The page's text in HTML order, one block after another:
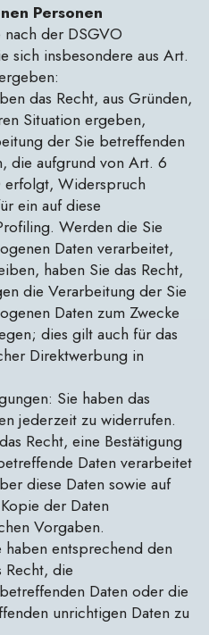
Personen
nach der DSGVO
sich insbesondere aus Art.
das Recht, aus Gründen,
Situation ergeben,
der Sie betreffenden
die aufgrund von Art. 6
Widerspruch
ein auf diese
Werden die Sie
Daten verarbeitet,
haben Sie das Recht,
die Verarbeitung der Sie
Daten zum Zwecke
dies gilt auch für das
Direktwerbung in
Sie haben das
jederzeit zu widerrufen.
Recht, eine Bestätigung
Daten verarbeitet
diese Daten sowie auf
der Daten
Vorgaben.
entsprechend den
Recht, die
Daten oder die
unrichtigen Daten zu